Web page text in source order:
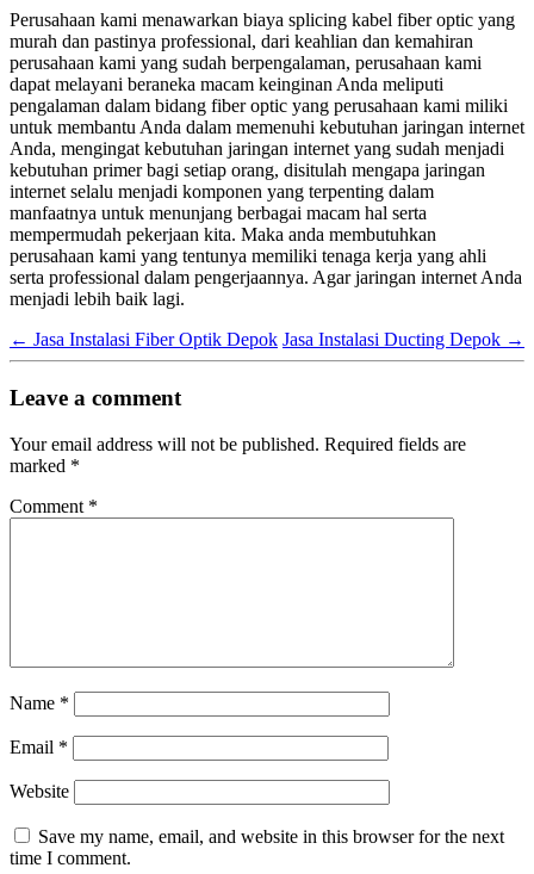
Perusahaan kami menawarkan biaya splicing kabel fiber optic yang
murah dan pastinya professional, dari keahlian dan kemahiran
perusahaan kami yang sudah berpengalaman, perusahaan kami
dapat melayani beraneka macam keinginan Anda meliputi
pengalaman dalam bidang fiber optic yang perusahaan kami miliki
untuk membantu Anda dalam memenuhi kebutuhan jaringan internet
Anda, mengingat kebutuhan jaringan internet yang sudah menjadi
kebutuhan primer bagi setiap orang, disitulah mengapa jaringan
internet selalu menjadi komponen yang terpenting dalam
manfaatnya untuk menunjang berbagai macam hal serta
mempermudah pekerjaan kita. Maka anda membutuhkan
perusahaan kami yang tentunya memiliki tenaga kerja yang ahli
serta professional dalam pengerjaannya. Agar jaringan internet Anda
menjadi lebih baik lagi.
← Jasa Instalasi Fiber Optik Depok Jasa Instalasi Ducting Depok →
Leave a comment
Your email address will not be published. Required fields are
marked *
Comment *
Name *
Email *
Website
Save my name, email, and website in this browser for the next
time I comment.